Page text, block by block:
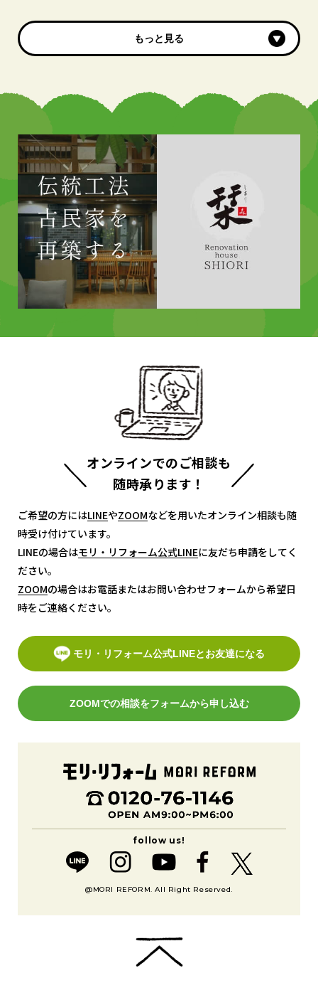
もっと見る
もっと見る
オンラインでのご相談も
随時承ります！
ご希望の方にはLINE
LINEやZOOM
ZOOMなどを用いたオンライン相談も随
時受け付けています。
LINEの場合はモリ・リフォーム公式LINE
モリ・リフォーム公式LINEに友だち申請をしてく
ださい。
ZOOM
ZOOMの場合はお電話またはお問い合わせフォームから希望日
時をご連絡ください。
モリ・リフォーム公式LINEとお友達になる
ZOOMでの相談をフォームから申し込む
@MORI REFORM. All Right Reserved.